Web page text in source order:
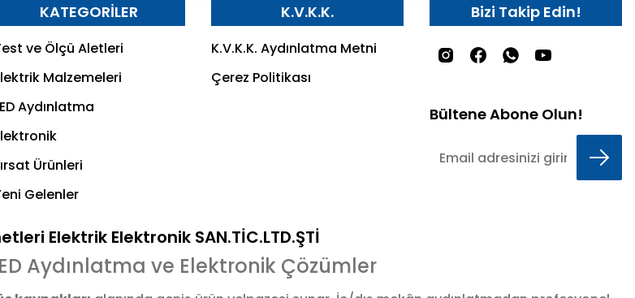
KATEGORİLER
ve Ölçü Aletleri
Malzemeleri
Aydınlatma
Ürünleri
Gelenler
K.V.K.K.
K.V.K.K. Aydınlatma Metni
Çerez Politikası
Bizi Takip Edin!
Bültene Abone Olun!
Elektrik Elektronik SAN.TİC.LTD.ŞTİ
Aydınlatma ve Elektronik Çözümler